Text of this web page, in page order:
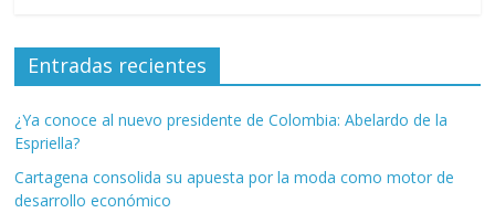
Entradas recientes
¿Ya conoce al nuevo presidente de Colombia: Abelardo de la
Espriella?
Cartagena consolida su apuesta por la moda como motor de
desarrollo económico